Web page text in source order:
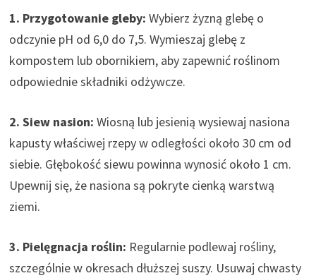
1. Przygotowanie gleby: Wybierz żyzną glebę o
odczynie pH od 6,0 do 7,5. Wymieszaj glebę z
kompostem lub obornikiem, aby zapewnić roślinom
odpowiednie składniki odżywcze.
2. Siew nasion: Wiosną lub jesienią wysiewaj nasiona
kapusty właściwej rzepy w odległości około 30 cm od
siebie. Głębokość siewu powinna wynosić około 1 cm.
Upewnij się, że nasiona są pokryte cienką warstwą
ziemi.
3. Pielęgnacja roślin: Regularnie podlewaj rośliny,
szczególnie w okresach dłuższej suszy. Usuwaj chwasty